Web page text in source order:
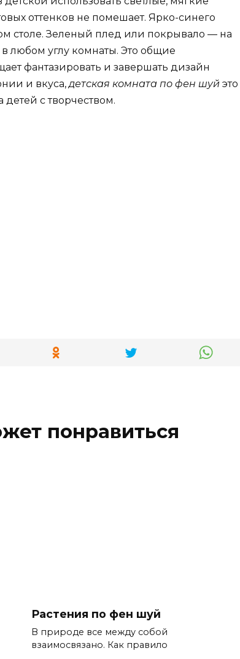
оттенков не помешает. Ярко-синего
столе. Зеленый плед или покрывало — на
любом углу комнаты. Это общие
фантазировать и завершать дизайн
и вкуса,детская комната по фен шуй это
с творчеством.
понравиться
Растения по фен шуй
В природе все между собой
взаимосвязано. Как правило